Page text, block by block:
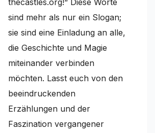
sind mehr als nur ein Slogan;
sie sind eine Einladung an alle,
die Geschichte und Magie
miteinander verbinden
möchten. Lasst euch von den
beeindruckenden
Erzählungen und der
Faszination vergangener